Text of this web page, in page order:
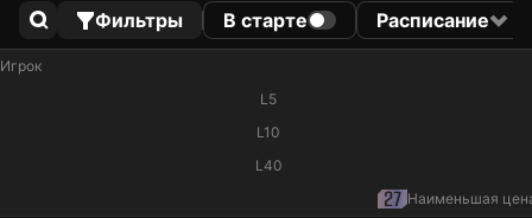
Фильтры В старте Расписание
Игрок
L5
L10
L40
Наименьшая